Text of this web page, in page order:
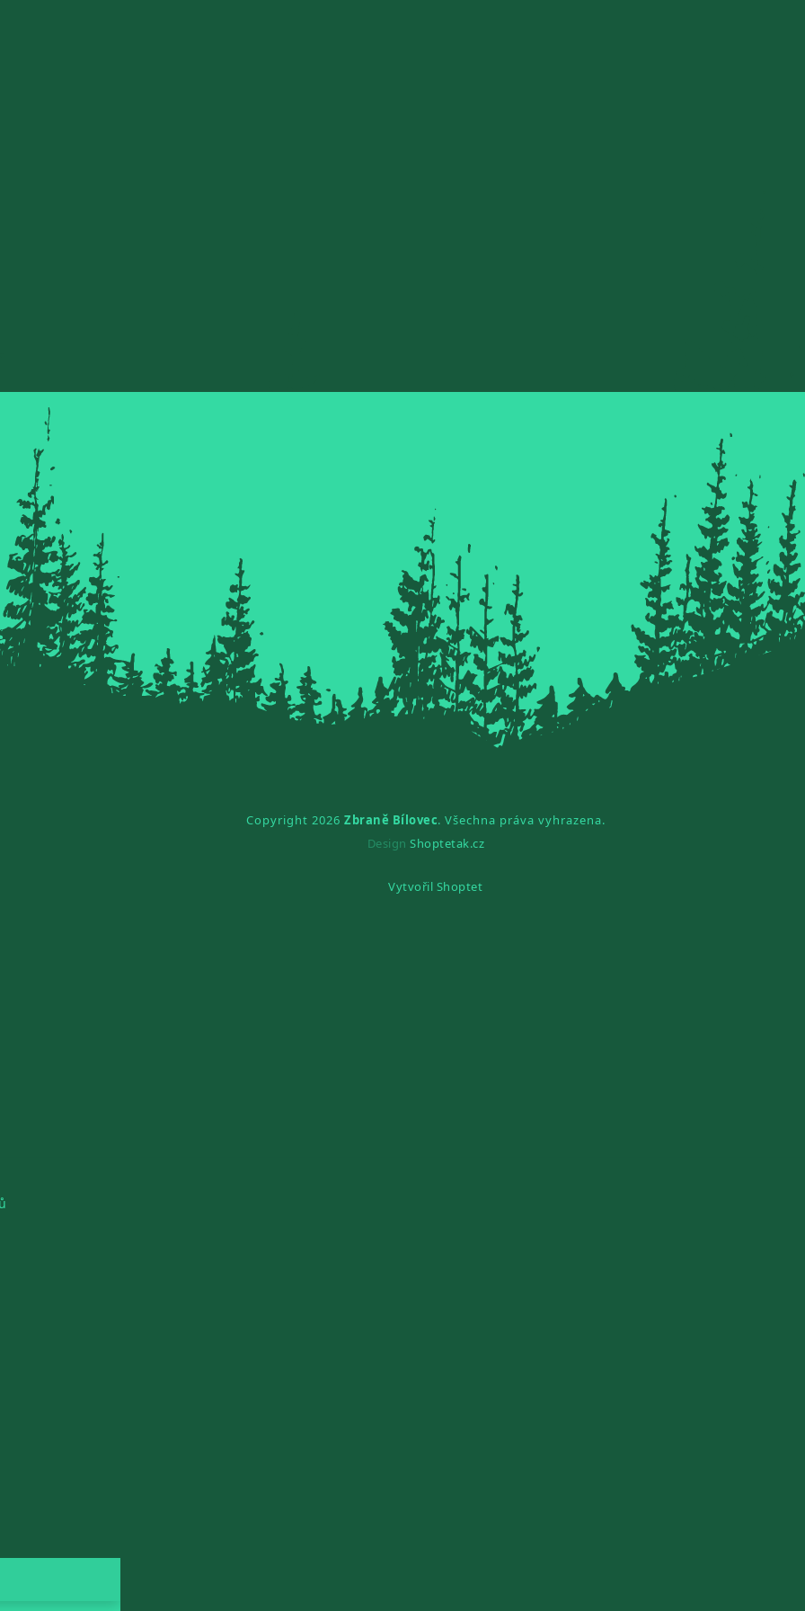
Copyright 2026 Zbraně Bílovec. Všechna práva vyhrazena.
DesignShoptetak.cz
Vytvořil Shoptet